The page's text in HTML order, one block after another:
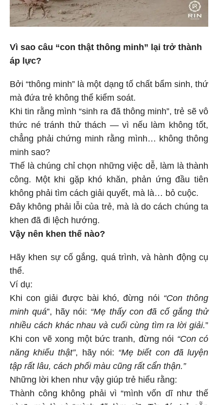
Vì sao câu “con thật thông minh” lại trở thành
áp lực?
Bởi “thông minh” là một dạng tố chất bẩm sinh, thứ
mà đứa trẻ không thể kiểm soát.
Khi tin rằng mình “sinh ra đã thông minh”, trẻ sẽ vô
thức né tránh thử thách — vì nếu làm không tốt,
chẳng phải chứng minh rằng mình… không thông
minh sao?
Thế là chúng chỉ chọn những việc dễ, làm là thành
công. Một khi gặp khó khăn, phản ứng đầu tiên
không phải tìm cách giải quyết, mà là… bỏ cuộc.
Đây không phải lỗi của trẻ, mà là do cách chúng ta
khen đã đi lệch hướng.
Vậy nên khen thế nào?
Hãy khen sự cố gắng, quá trình, và hành động cụ
thể.
Ví dụ:
Khi con giải được bài khó, đừng nói “Con thông
minh quá”, hãy nói: “Mẹ thấy con đã cố gắng thử
nhiều cách khác nhau và cuối cùng tìm ra lời giải. ”
Khi con vẽ xong một bức tranh, đừng nói “Con có
năng khiếu thật”, hãy nói: “Mẹ biết con đã luyện
tập rất lâu, cách phối màu cũng rất cẩn thận.”
Những lời khen như vậy giúp trẻ hiểu rằng:
Thành công không phải vì “mình vốn dĩ như thế